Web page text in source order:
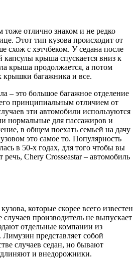
тоже отлично знаком и не редко
Этот тип кузова происходит от
схож с хэтчбеком. У седана после
капсулы крыша спускается вниз к
крыша продолжается, а потом
крышки багажника и все.
– это большое багажное отделение
принципиальным отличием от
эти автомобили используются
нормальные для пассажиров и
в общем поехать семьей на дачу
это самое то. Популярность
в 50-х годах, для того чтобы вы
Chery Crosseastar – автомобиль
которые скорее всего известен
производитель не выпускает
отдельные компании из
представляет собой
случаев седан, но бывают
и внедорожники.